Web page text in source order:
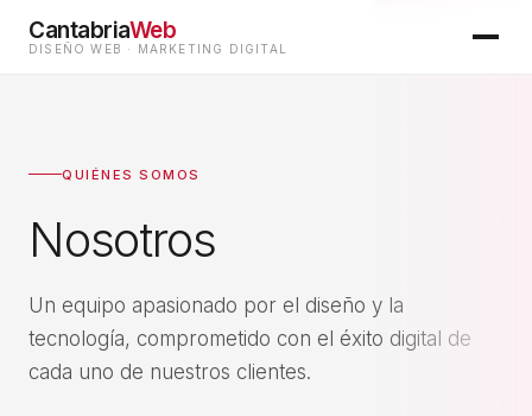
CantabriaWeb
DISEÑO WEB · MARKETING DIGITAL
QUIÉNES SOMOS
Nosotros
Un equipo apasionado por el diseño y la
tecnología, comprometido con el éxito digital de
cada uno de nuestros clientes.